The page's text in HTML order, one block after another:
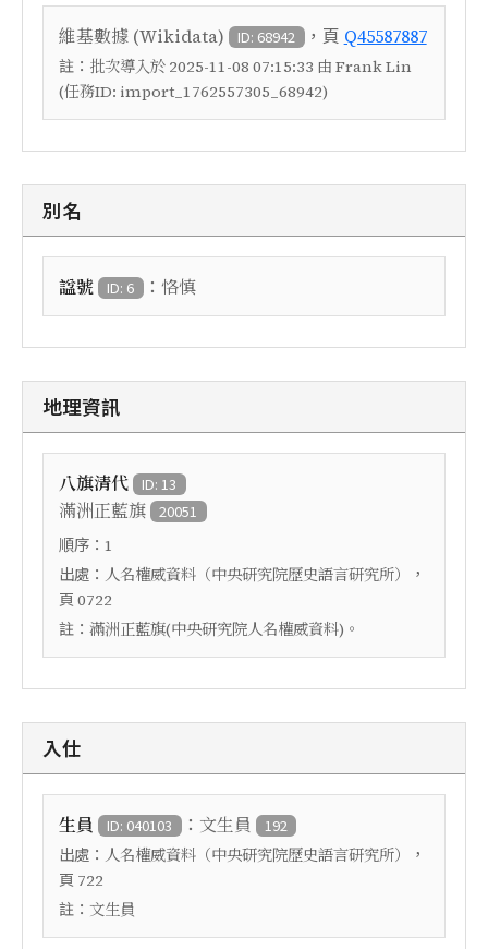
維基數據 (Wikidata) ID: 68942 ，頁 Q45587887
註： 批次導入於 2025-11-08 07:15:33 由 Frank Lin
(任務ID: import_1762557305_68942)
別名
諡號 ID: 6 ： 恪慎
地理資訊
八旗清代 ID: 13
滿洲正藍旗 20051
順序： 1
出處： 人名權威資料（中央研究院歷史語言研究所）
，
頁 0722
註： 滿洲正藍旗(中央研究院人名權威資料)。
入仕
生員 ID: 040103 ： 文生員 192
出處： 人名權威資料（中央研究院歷史語言研究所）
，
頁 722
註： 文生員